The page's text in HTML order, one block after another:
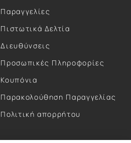
Παραγγελίες
Πιστωτικά Δελτία
Διευθύνσεις
Προσωπικές Πληροφορίες
Κουπόνια
Παρακολούθηση Παραγγελίας
Πολιτική απορρήτου